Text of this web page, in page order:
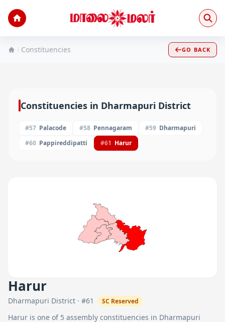
Constituencies GO BACK
Constituencies in Dharmapuri District
#57 Palacode #58 Pennagaram #59 Dharmapuri
#60 Pappireddipatti #61 Harur
Harur
Dharmapuri District · #61 SC Reserved
Harur is one of 5 assembly constituencies in Dharmapuri